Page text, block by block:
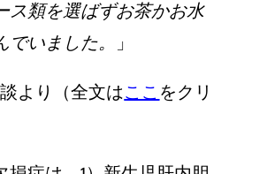
ス類を選ばずお茶かお水
でいました。
」
より（全文はここ をクリ